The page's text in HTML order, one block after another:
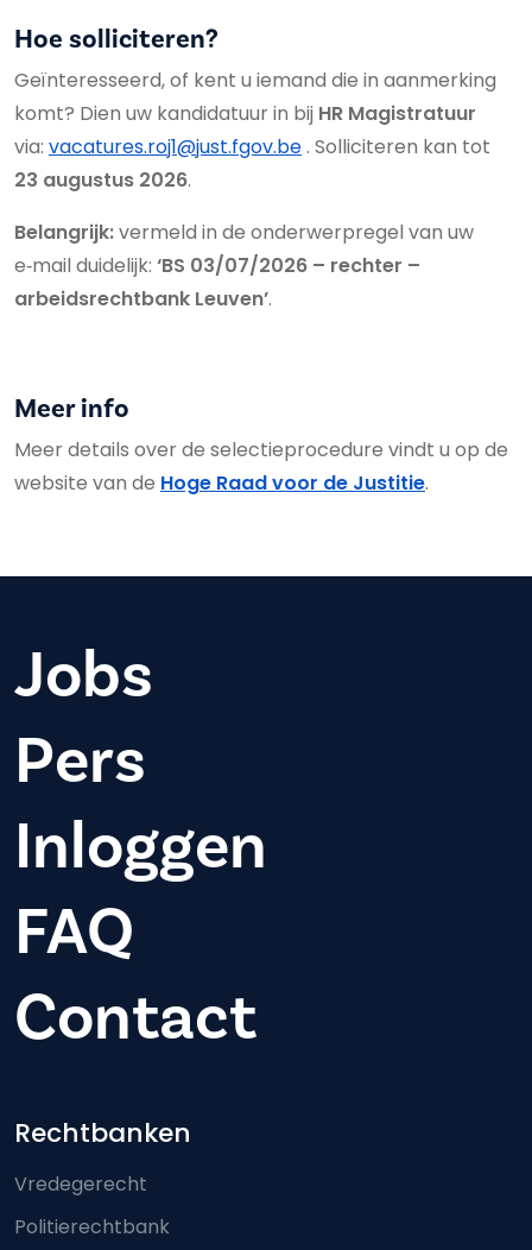
Hoe solliciteren?
Geïnteresseerd, of kent u iemand die in aanmerking
komt? Dien uw kandidatuur in bij HR Magistratuur
via: vacatures.roj1@just.fgov.be. Solliciteren kan tot
23 augustus 2026.
Belangrijk:vermeld in de onderwerpregel van uw
e‑mail duidelijk: ‘BS 03/07/2026 – rechter –
arbeidsrechtbank Leuven’.
Meer info
Meer details over de selectieprocedure vindt u op de
website van de Hoge Raad voor de Justitie.
Jobs
Pers
Inloggen
FAQ
Contact
Footer-menu
Rechtbanken
Vredegerecht
Politierechtbank